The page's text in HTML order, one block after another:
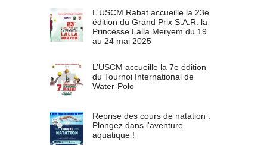
L'USCM Rabat accueille la 23e
édition du Grand Prix S.A.R. la
Princesse Lalla Meryem du 19
au 24 mai 2025
L’USCM accueille la 7e édition
du Tournoi International de
Water-Polo
Reprise des cours de natation :
Plongez dans l'aventure
aquatique !